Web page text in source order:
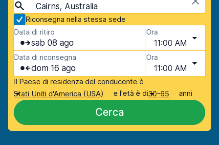
Cairns, Australia
Riconsegna nella stessa sede
Data di ritiro
sab 08 ago
Ora
11:00 AM
Data di riconsegna
dom 16 ago
Ora
11:00 AM
Il Paese di residenza del conducente è
Stati Uniti d'America (USA)
e l'età è di30-65 anni
Cerca